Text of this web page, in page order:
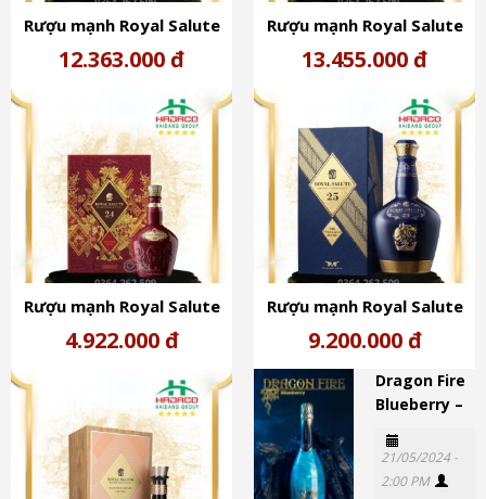
Rượu mạnh Royal Salute
30Y Scotland 40%
12.363.000 đ
Rượu mạnh Royal Salute
32Y Scotland 40%
13.455.000 đ
Rượu mạnh Royal Salute
24Y Scotland 40% -
Cognac Cask Finish Limited
4.922.000 đ
Rượu mạnh Royal Salute
25Y Scotland 40%
9.200.000 đ
Dragon Fire
Blueberry –
21/05/2024 -
2:00 PM